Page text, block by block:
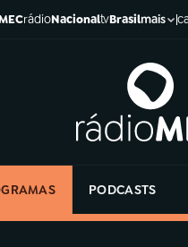
rádioNacionaltvBrasilmais
PODCASTS